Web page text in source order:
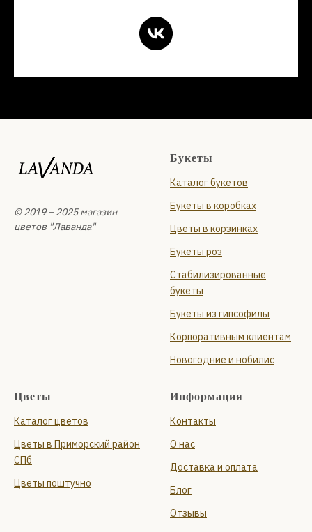
© 2019 – 2025 магазин
цветов "Лаванда"
Букеты
Каталог букетов
Букеты в коробках
Цветы в корзинках
Букеты роз
Стабилизированные
букеты
Букеты из гипсофилы
Корпоративным клиентам
Новогодние и нобилис
Цветы
Каталог цветов
Цветы в Приморский район
СПб
Цветы поштучно
Информация
Контакты
О нас
Доставка и оплата
Блог
Отзывы